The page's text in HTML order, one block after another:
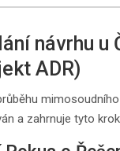
návrhu u
ADR)
a zahrnuje tyto